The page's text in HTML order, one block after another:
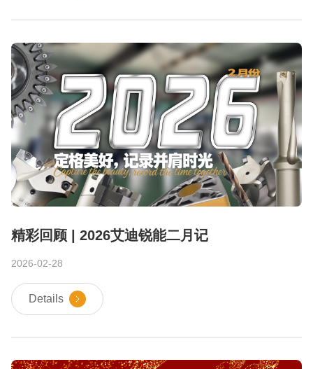
精彩回顾 | 2026艾迪锐能二月记
2026-02-28
Details